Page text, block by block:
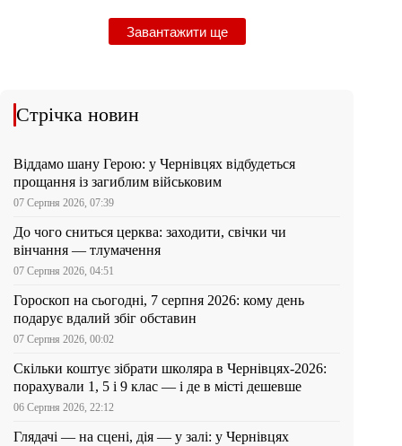
Завантажити ще
Стрічка новин
Віддамо шану Герою: у Чернівцях відбудеться
прощання із загиблим військовим
07 Серпня 2026, 07:39
До чого сниться церква: заходити, свічки чи
вінчання — тлумачення
07 Серпня 2026, 04:51
Гороскоп на сьогодні, 7 серпня 2026: кому день
подарує вдалий збіг обставин
07 Серпня 2026, 00:02
Скільки коштує зібрати школяра в Чернівцях-2026:
порахували 1, 5 і 9 клас — і де в місті дешевше
06 Серпня 2026, 22:12
Глядачі — на сцені, дія — у залі: у Чернівцях